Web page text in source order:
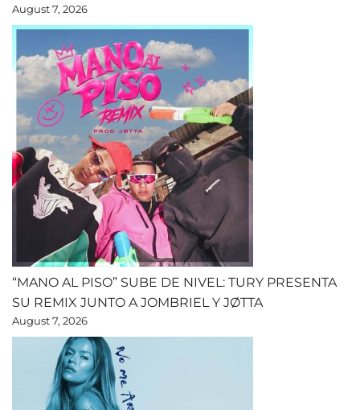
August 7, 2026
“MANO AL PISO” SUBE DE NIVEL: TURY PRESENTA
SU REMIX JUNTO A JOMBRIEL Y JØTTA
August 7, 2026